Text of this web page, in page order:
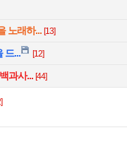
노래하... [13]
드... [12]
과사... [44]